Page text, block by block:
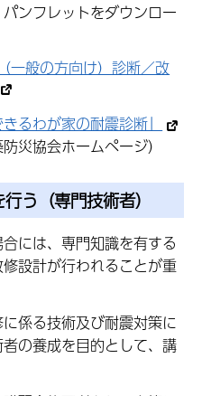
ンフレットをダウンロー
一般の方向け）診断／改
るわが家の耐震診断」
災協会ホームページ）
う（専門技術者）
には、専門知識を有する
設計が行われることが重
係る技術及び耐震対策に
の養成を目的として、講